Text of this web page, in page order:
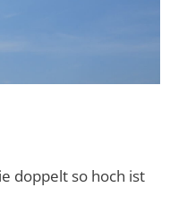
doppelt so hoch ist